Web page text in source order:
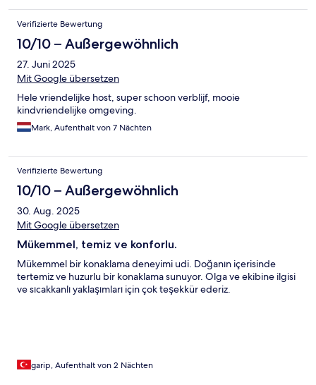
Verifizierte Bewertung
10/10 – Außergewöhnlich
27. Juni 2025
Mit Google übersetzen
Hele vriendelijke host, super schoon verblijf, mooie
kindvriendelijke omgeving.
Mark, Aufenthalt von 7 Nächten
Verifizierte Bewertung
10/10 – Außergewöhnlich
30. Aug. 2025
Mit Google übersetzen
Mükemmel, temiz ve konforlu.
Mükemmel bir konaklama deneyimi udi. Doğanın içerisinde
tertemiz ve huzurlu bir konaklama sunuyor. Olga ve ekibine ilgisi
ve sıcakkanlı yaklaşımları için çok teşekkür ederiz.
garip, Aufenthalt von 2 Nächten